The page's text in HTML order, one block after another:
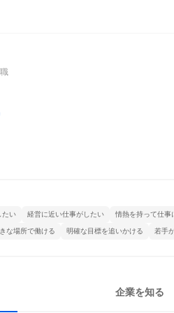
たい 経営に近い仕事がしたい 情熱を持って仕事
な場所で働ける 明確な目標を追いかける 若手
企業を知る